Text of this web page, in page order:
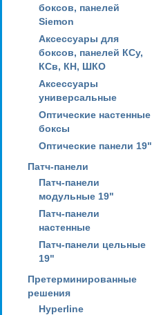
боксов, панелей
Siemon
Аксессуары для
боксов, панелей КСу,
КСв, КН, ШКО
Аксессуары
универсальные
Оптические настенные
боксы
Оптические панели 19"
Патч-панели
Патч-панели
модульные 19"
Патч-панели
настенные
Патч-панели цельные
19"
Претерминированные
решения
Hyperline